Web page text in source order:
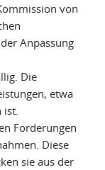
von
Anpassung
Die
etwa
Forderungen
Diese
sie aus der